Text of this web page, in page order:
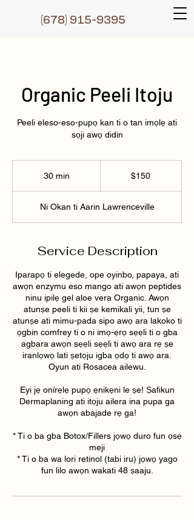
(678) 915-9395
Organic Peeli Itoju
Peeli eleso-eso-pupọ kan ti o tan imọlẹ ati
sọji awọ didin
30 min
i
n
$150
Ni Okan ti Aarin Lawrenceville
Service Description
Iparapọ ti elegede, ope oyinbo, papaya, ati
awọn enzymu eso mango ati awọn peptides
ninu ipilẹ gel aloe vera Organic. Awọn
atunṣe peeli ti kii ṣe kemikali yii, tun ṣe
atunṣe ati mimu-pada sipo awọ ara lakoko ti
ọgbin comfrey ti o ni imọ-ẹrọ sẹẹli ti o gba
agbara awọn sẹẹli sẹẹli ti awọ ara rẹ ṣe
iranlọwọ lati ṣetọju igba ọdọ ti awọ ara.
Oyun ati Rosacea ailewu.
Eyi jẹ onírẹlẹ pupọ ẹnikẹni le ṣe! Ṣafikun
Dermaplaning ati itọju ailera ina pupa ga
awọn abajade rẹ ga!
* Ti o ba gba Botox/Fillers jọwọ duro fun ọsẹ
meji
* Ti o ba wa lori retinol (tabi iru) jọwọ yago
fun lilo awọn wakati 48 ṣaaju.